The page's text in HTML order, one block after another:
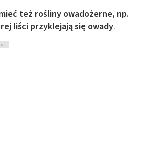
też rośliny owadożerne, np.
liści przyklejają się owady.